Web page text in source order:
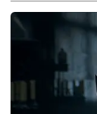
प्रभात
प्रभात
वाली
ट्रिप्स,
की